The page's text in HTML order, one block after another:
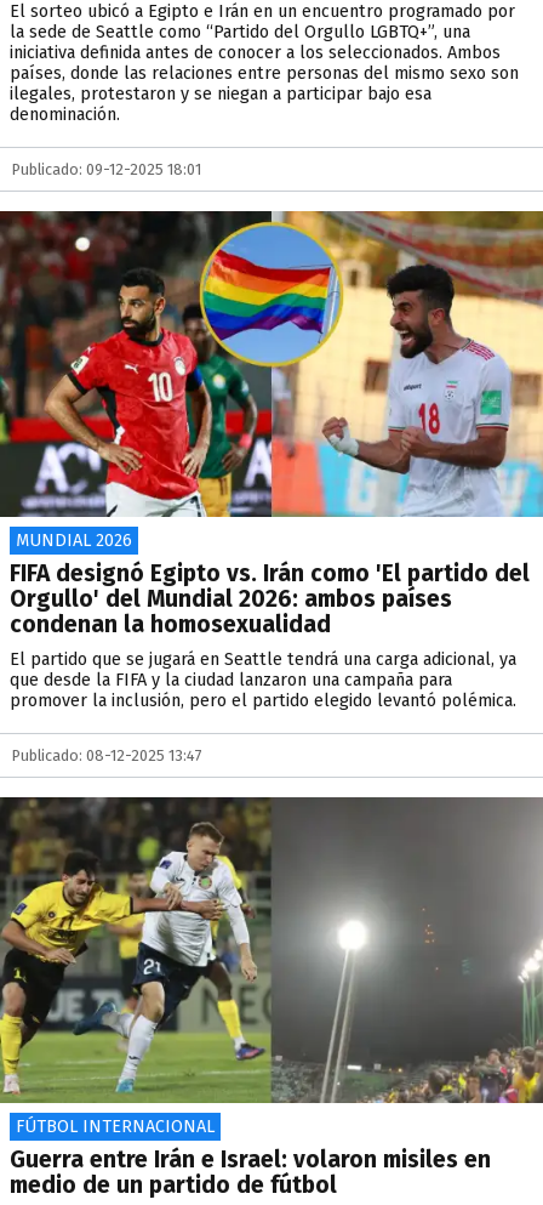
El sorteo ubicó a Egipto e Irán en un encuentro programado por
la sede de Seattle como “Partido del Orgullo LGBTQ+”, una
iniciativa definida antes de conocer a los seleccionados. Ambos
países, donde las relaciones entre personas del mismo sexo son
ilegales, protestaron y se niegan a participar bajo esa
denominación.
Publicado: 09-12-2025 18:01
MUNDIAL 2026
FIFA designó Egipto vs. Irán como 'El partido del
Orgullo' del Mundial 2026: ambos países
condenan la homosexualidad
El partido que se jugará en Seattle tendrá una carga adicional, ya
que desde la FIFA y la ciudad lanzaron una campaña para
promover la inclusión, pero el partido elegido levantó polémica.
Publicado: 08-12-2025 13:47
FÚTBOL INTERNACIONAL
Guerra entre Irán e Israel: volaron misiles en
medio de un partido de fútbol